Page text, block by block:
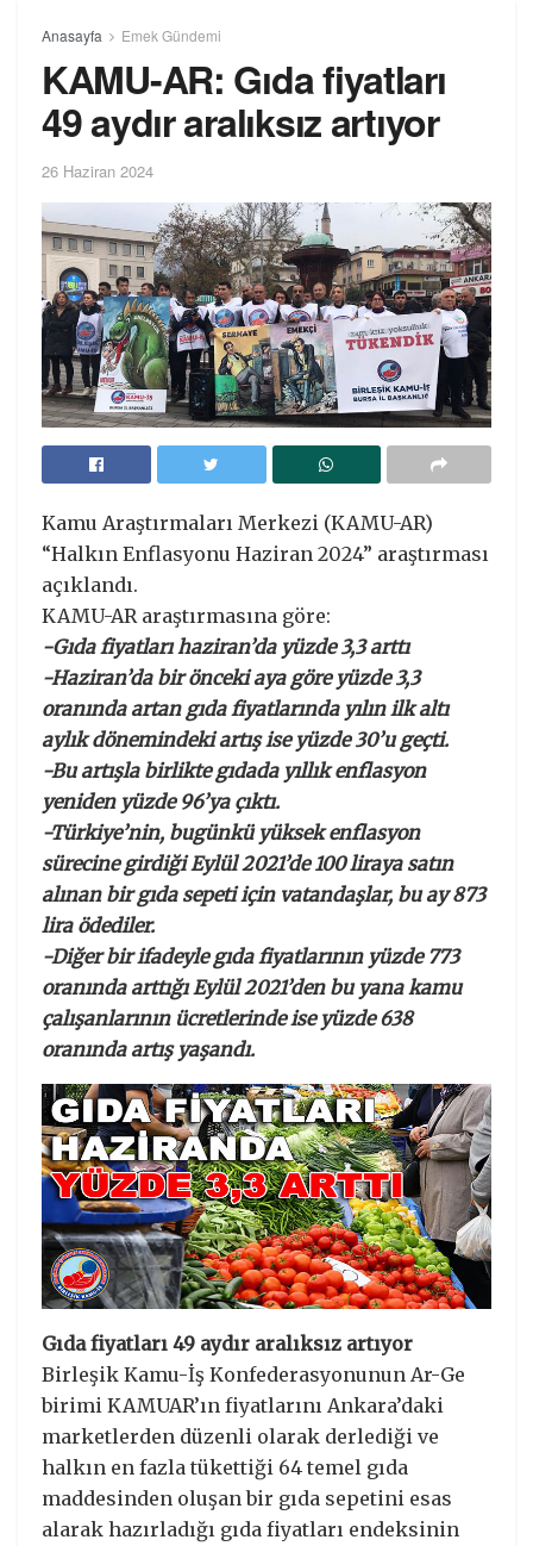
Anasayfa Emek Gündemi
KAMU-AR: Gıda fiyatları
49 aydır aralıksız artıyor
26 Haziran 2024
Kamu Araştırmaları Merkezi (KAMU-AR)
“Halkın Enflasyonu Haziran 2024” araştırması
açıklandı.
KAMU-AR araştırmasına göre:
-Gıda fiyatları haziran’da yüzde 3,3 arttı
-Haziran’da bir önceki aya göre yüzde 3,3
oranında artan gıda fiyatlarında yılın ilk altı
aylık dönemindeki artış ise yüzde 30’u geçti.
-Bu artışla birlikte gıdada yıllık enflasyon
yeniden yüzde 96’ya çıktı.
-Türkiye’nin, bugünkü yüksek enflasyon
sürecine girdiği Eylül 2021’de 100 liraya satın
alınan bir gıda sepeti için vatandaşlar, bu ay 873
lira ödediler.
-Diğer bir ifadeyle gıda fiyatlarının yüzde 773
oranında arttığı Eylül 2021’den bu yana kamu
çalışanlarının ücretlerinde ise yüzde 638
oranında artış yaşandı.
Gıda fiyatları 49 aydır aralıksız artıyor
Birleşik Kamu-İş Konfederasyonunun Ar-Ge
birimi KAMUAR’ın fiyatlarını Ankara’daki
marketlerden düzenli olarak derlediği ve
halkın en fazla tükettiği 64 temel gıda
maddesinden oluşan bir gıda sepetini esas
alarak hazırladığı gıda fiyatları endeksinin